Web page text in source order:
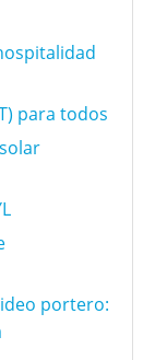
para todos
portero: